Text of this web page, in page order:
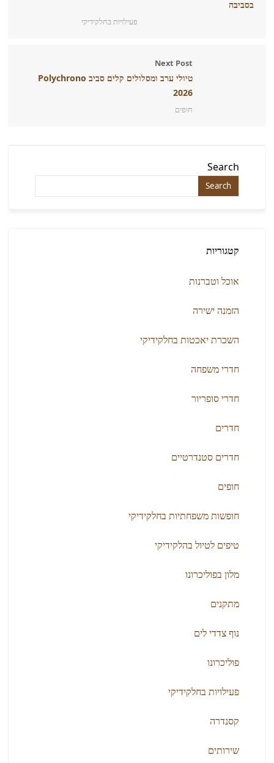
בסביבה
פעילויות בחלקידיקי
Next Post
טיולי ערב ומסלולים קלים סביב Polychrono
2026
חופים
Search
קטגוריות
אוכל וטברנות
הזמנה ישירה
השכרת יאכטות בחלקידיקי
חדרי משפחה
חדרי סופריור
חדרים
חדרים סטנדרטיים
חופים
חופשות משפחתיות בחלקידיקי
טיפים לטיול בהלקידיקי
מלון בפוליכרונו
מתקנים
נוף צדדי לים
פוליכרונו
פעילויות בחלקידיקי
קסנדרה
שירותים